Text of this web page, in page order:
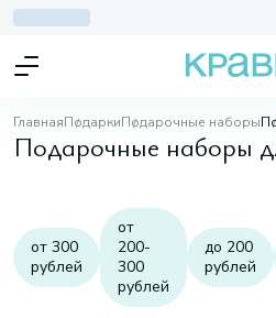
ГлавнаяПодаркиПодарочные наборы
Подарочные наборы
от 300
рублей
от
200-
300
рублей
до 200
рублей